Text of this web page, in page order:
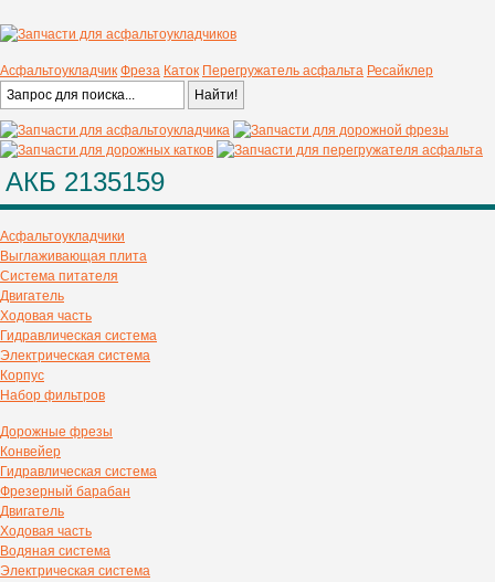
Асфальтоукладчик Фреза Каток Перегружатель асфальта Ресайклер
АКБ 2135159
Асфальтоукладчики
Выглаживающая плита
Система питателя
Двигатель
Ходовая часть
Гидравлическая система
Электрическая система
Корпус
Набор фильтров
Дорожные фрезы
Конвейер
Гидравлическая система
Фрезерный барабан
Двигатель
Ходовая часть
Водяная система
Электрическая система